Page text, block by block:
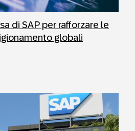
di SAP per rafforzare le
globali